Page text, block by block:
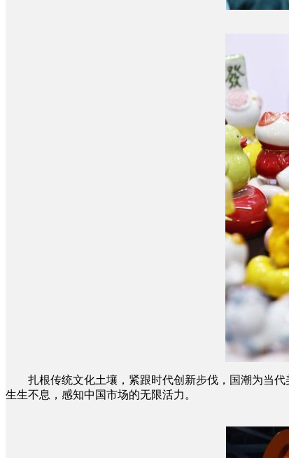
扎根传统文化土壤，紧跟时代创新步伐，国潮为当代
生生不息，感知中国市场的无限活力。